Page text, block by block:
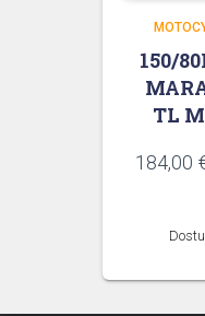
150/
TL
184,00